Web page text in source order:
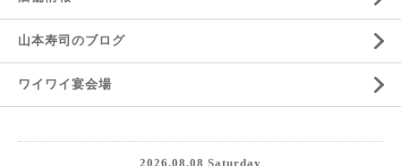
山本寿司のブログ
ワイワイ宴会場
2026.08.08 Saturday